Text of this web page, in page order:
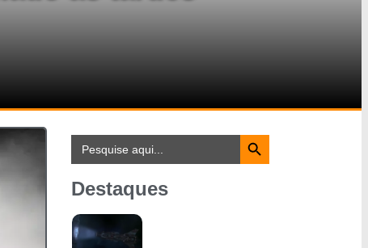
Search
for:
Search Button
Destaques